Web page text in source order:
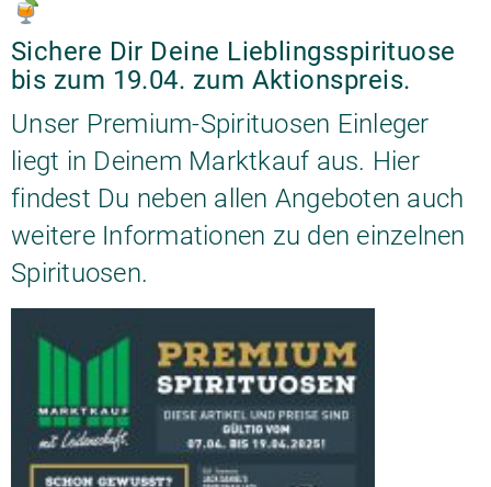
Sichere Dir Deine Lieblingsspirituose
bis zum 19.04. zum Aktionspreis.
Unser Premium-Spirituosen Einleger
liegt in Deinem Marktkauf aus. Hier
findest Du neben allen Angeboten auch
weitere Informationen zu den einzelnen
Spirituosen.